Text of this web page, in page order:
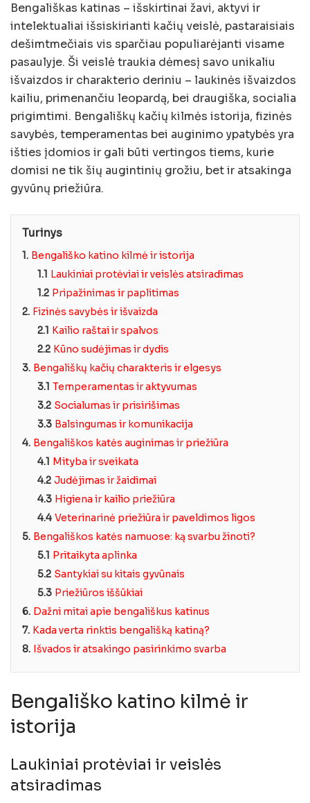
Bengališkas katinas – išskirtinai žavi, aktyvi ir
intelektualiai išsiskirianti kačių veislė, pastaraisiais
dešimtmečiais vis sparčiau populiarėjanti visame
pasaulyje. Ši veislė traukia dėmesį savo unikaliu
išvaizdos ir charakterio deriniu – laukinės išvaizdos
kailiu, primenančiu leopardą, bei draugiška, socialia
prigimtimi. Bengališkų kačių kilmės istorija, fizinės
savybės, temperamentas bei auginimo ypatybės yra
išties įdomios ir gali būti vertingos tiems, kurie
domisi ne tik šių augintinių grožiu, bet ir atsakinga
gyvūnų priežiūra.
Turinys
1. Bengališko katino kilmė ir istorija
1.1 Laukiniai protėviai ir veislės atsiradimas
1.2 Pripažinimas ir paplitimas
2. Fizinės savybės ir išvaizda
2.1 Kailio raštai ir spalvos
2.2 Kūno sudėjimas ir dydis
3. Bengališkų kačių charakteris ir elgesys
3.1 Temperamentas ir aktyvumas
3.2 Socialumas ir prisirišimas
3.3 Balsingumas ir komunikacija
4. Bengališkos katės auginimas ir priežiūra
4.1 Mityba ir sveikata
4.2 Judėjimas ir žaidimai
4.3 Higiena ir kailio priežiūra
4.4 Veterinarinė priežiūra ir paveldimos ligos
5. Bengališkos katės namuose: ką svarbu žinoti?
5.1 Pritaikyta aplinka
5.2 Santykiai su kitais gyvūnais
5.3 Priežiūros iššūkiai
6. Dažni mitai apie bengališkus katinus
7. Kada verta rinktis bengališką katiną?
8. Išvados ir atsakingo pasirinkimo svarba
Bengališko katino kilmė ir
istorija
Laukiniai protėviai ir veislės
atsiradimas